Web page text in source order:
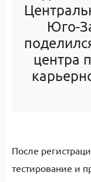
Юго-
центра
После регистраци
тестирование и